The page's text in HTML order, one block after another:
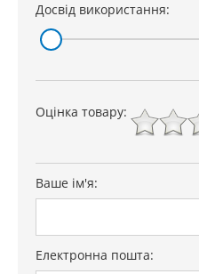
Досвід використання:
Оцінка товару:
Ваше ім'я:
Електронна пошта: